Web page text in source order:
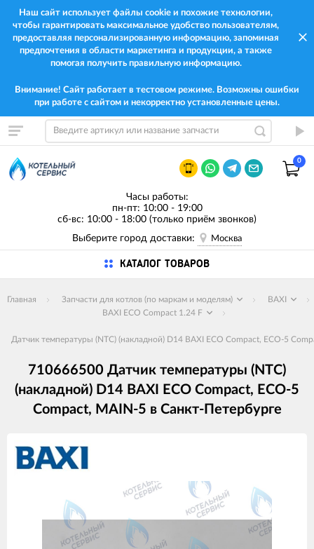
Наш сайт использует файлы cookie и похожие технологии,
чтобы гарантировать максимальное удобство пользователям,
предоставляя персонализированную информацию, запоминая
предпочтения в области маркетинга и продукции, а также
помогая получить правильную информацию.
Внимание! Сайт работает в тестовом режиме. Возможны ошибки
при работе с сайтом и некорректно установленные цены.
0
Часы работы:
пн-пт: 10:00 - 19:00
сб-вс: 10:00 - 18:00 (только приём звонков)
Выберите город доставки:
Москва
КАТАЛОГ ТОВАРОВ
Главная Запчасти для котлов (по маркам и моделям)
BAXI
BAXI ECO Compact 1.24 F
Датчик температуры (NTC) (накладной) D14 BAXI ECO Compact, ECO-5
710666500 Датчик температуры (NTC)
(накладной) D14 BAXI ECO Compact, ECO-5
Compact, MAIN-5 в Санкт-Петербурге
Изображения
товаров